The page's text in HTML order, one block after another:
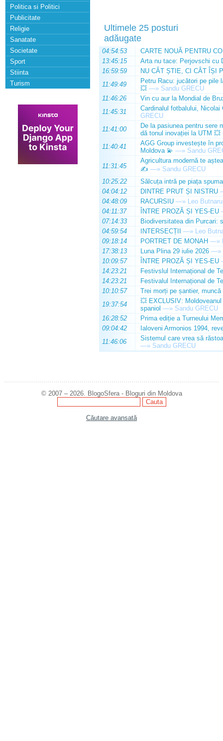
Politica si Politici
Publicitate
Religie
Sanatate
Societate
Sport
Stiinta
Turism
Ultimele 25 posturi
adăugate
04:54:53
CARTE NOUĂ PENTRU
13:45:15
Arta nu tace: Perjovschi cu
16:59:59
NU CÂT ȘTIE, CI CÂT ÎȘI
11:49:49
Petru Racu: jucători pe pile
💥 —» Sandu GRECU
11:46:26
Vin cu aur la Mondial de
11:45:31
Cardinalul fotbalului,
GRECU
11:41:00
De la pasiunea pentru sere
dă tonul inovației la UTM 💥
11:40:41
AGG Group investește în
Moldova 💫 —» Sandu
11:31:45
Agricultura modernă te
✍️ —» Sandu GRECU
10:25:22
Sălcuța intră pe piața
04:04:12
DINTRE PRUT ȘI NISTRU
04:48:09
RACURSIU —» Leo Butnaru
04:11:37
ÎNTRE PROZĂ ȘI YES-EU
07:14:33
Biodiversitatea din Purcari:
04:59:54
INTERSECȚII —» Leo
09:18:14
PORTRET DE MONAH —»
17:38:13
Luna Plina 29 iulie 2026 —»
10:09:57
ÎNTRE PROZĂ ȘI YES-EU
14:23:21
Festivslul Internațional de
14:23:21
Festivalul Internațional de
10:10:57
Trei morți pe șantier, muncă
19:37:54
💥 EXCLUSIV:
spaniol —» Sandu GRECU
16:28:52
Prima ediție a Turneului
09:04:42
Ialoveni Armonios 1994,
11:46:06
Sistemul care vrea să
—» Sandu GRECU
© 2007 – 2026. BlogoSfera - Bloguri din Moldova
Căutare avansată